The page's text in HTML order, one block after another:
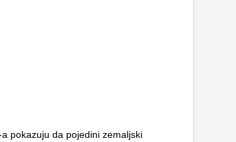
pokazuju da pojedini zemaljski